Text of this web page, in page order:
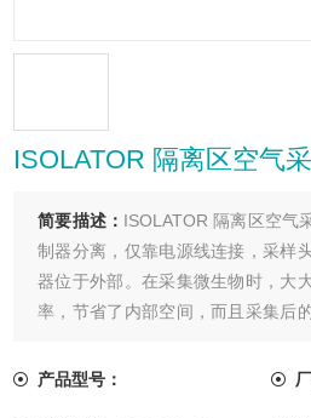
ISOLATOR 隔离区空气
简要描述： ISOLATOR 隔离区空气
制器分离，仅靠电源线连接，采样
器位于外部。在采集微生物时，大
率，节省了内部空间，而且采集后
离系统一起消毒。
产品型号：